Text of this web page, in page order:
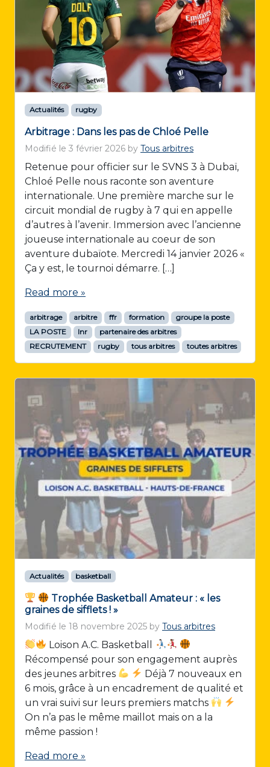
Actualités rugby
Arbitrage : Dans les pas de Chloé Pelle
Modifié le 3 février 2026 by Tous arbitres
Retenue pour officier sur le SVNS 3 à Dubaï,
Chloé Pelle nous raconte son aventure
internationale. Une première marche sur le
circuit mondial de rugby à 7 qui en appelle
d’autres à l’avenir. Immersion avec l’ancienne
joueuse internationale au coeur de son
aventure dubaïote. Mercredi 14 janvier 2026 «
Ça y est, le tournoi démarre. […]
Read more »
arbitrage arbitre ffr formation
groupe la poste
LA POSTE
lnr
partenaire des arbitres
RECRUTEMENT
rugby tous arbitres toutes arbitres
Actualités basketball
Trophée Basketball Amateur : « les
graines de sifflets ! »
Modifié le 18 novembre 2025 by Tous arbitres
Loison A.C. Basketball
Récompensé pour son engagement auprès
des jeunes arbitres
Déjà 7 nouveaux en
6 mois, grâce à un encadrement de qualité et
un vrai suivi sur leurs premiers matchs
On n’a pas le même maillot mais on a la
même passion !
Read more »